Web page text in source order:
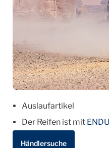
Auslaufartikel
Der Reifen ist mit
Händlersuche